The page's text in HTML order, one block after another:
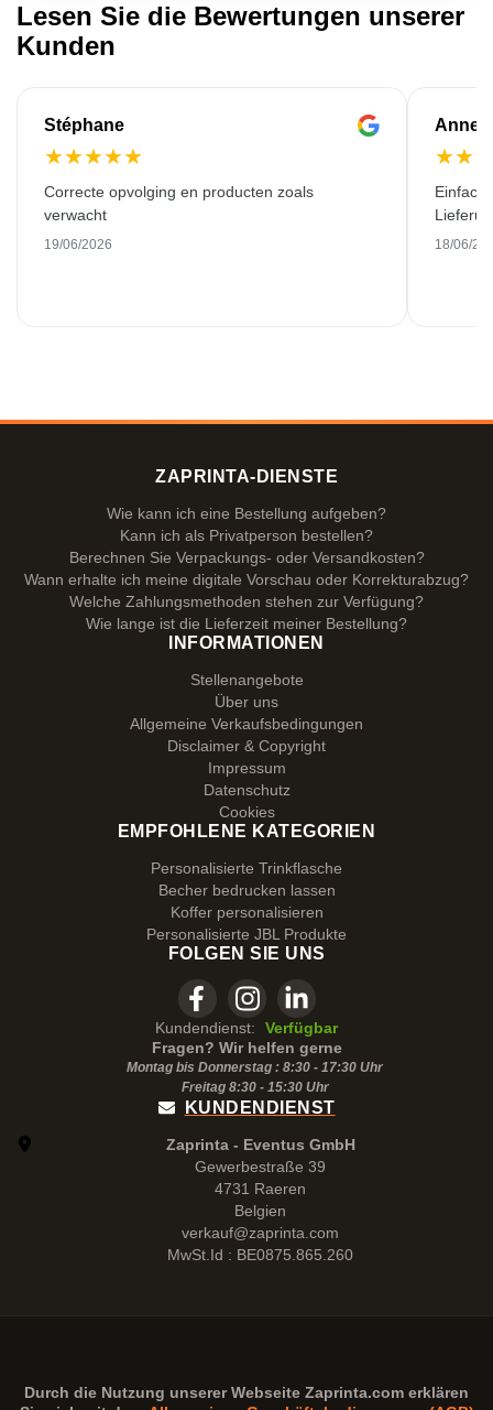
Lesen Sie die Bewertungen unserer
Kunden
Stéphane
★★★★★
Correcte opvolging en producten zoals
verwacht
19/06/2026
Anne-
★★
18/06/
ZAPRINTA-DIENSTE
Wie kann ich eine Bestellung aufgeben?
Kann ich als Privatperson bestellen?
Berechnen Sie Verpackungs- oder Versandkosten?
Wann erhalte ich meine digitale Vorschau oder Korrekturabzug?
Welche Zahlungsmethoden stehen zur Verfügung?
Wie lange ist die Lieferzeit meiner Bestellung?
INFORMATIONEN
Stellenangebote
Über uns
Allgemeine Verkaufsbedingungen
Disclaimer & Copyright
Impressum
Datenschutz
Cookies
EMPFOHLENE KATEGORIEN
Personalisierte Trinkflasche
Becher bedrucken lassen
Koffer personalisieren
Personalisierte JBL Produkte
FOLGEN SIE UNS
Kundendienst:
Verfügbar
Fragen? Wir helfen gerne
Montag bis Donnerstag : 8:30 - 17:30 Uhr
Freitag 8:30 - 15:30Uhr
KUNDENDIENST
Zaprinta - Eventus GmbH
Gewerbestraße 39
4731 Raeren
Belgien
verkauf@zaprinta.com
MwSt.Id : BE0875.865.260
Durch die Nutzung unserer Webseite Zaprinta.com erklären